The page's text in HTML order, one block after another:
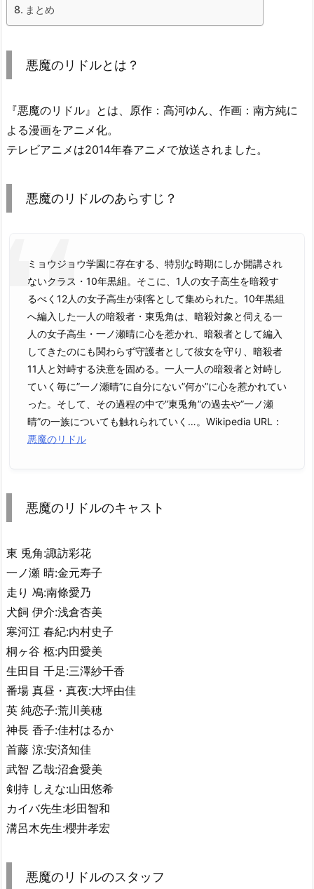
まとめ
悪魔のリドルとは？
『悪魔のリドル』とは、原作：高河ゆん、作画：南方純に
よる漫画をアニメ化。
テレビアニメは2014年春アニメで放送されました。
悪魔のリドルのあらすじ？
ミョウジョウ学園に存在する、特別な時期にしか開講され
ないクラス・10年黒組。そこに、1人の女子高生を暗殺す
るべく12人の女子高生が刺客として集められた。10年黒組
へ編入した一人の暗殺者・東兎角は、暗殺対象と伺える一
人の女子高生・一ノ瀬晴に心を惹かれ、暗殺者として編入
してきたのにも関わらず守護者として彼女を守り、暗殺者
11人と対峙する決意を固める。一人一人の暗殺者と対峙し
ていく毎に”一ノ瀬晴”に自分にない”何か”に心を惹かれてい
った。そして、その過程の中で”東兎角”の過去や”一ノ瀬
晴”の一族についても触れられていく…。Wikipedia URL：
悪魔のリドル
悪魔のリドルのキャスト
東 兎角:諏訪彩花
一ノ瀬 晴:金元寿子
走り 鳰:南條愛乃
犬飼 伊介:浅倉杏美
寒河江 春紀:内村史子
桐ヶ谷 柩:内田愛美
生田目 千足:三澤紗千香
番場 真昼・真夜:大坪由佳
英 純恋子:荒川美穂
神長 香子:佳村はるか
首藤 涼:安済知佳
武智 乙哉:沼倉愛美
剣持 しえな:山田悠希
カイバ先生:杉田智和
溝呂木先生:櫻井孝宏
悪魔のリドルのスタッフ